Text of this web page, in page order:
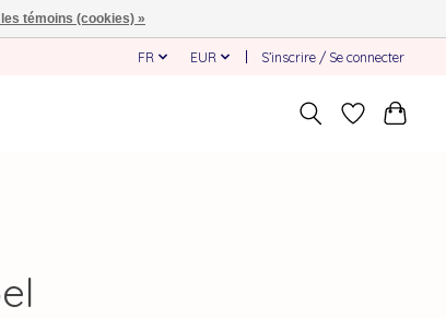
FR EUR S’inscrire / Se connecter
témoins (cookies) »